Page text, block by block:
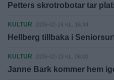
Petters skrotrobotar tar
KULTUR 2026-02-24 KL. 16:34
Hellberg tillbaka i
KULTUR 2026-02-23 KL. 06:00
Janne Bark kommer hem